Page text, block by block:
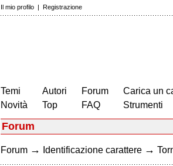
Il mio profilo | Registrazione
Temi
Novità
Autori
Top
Forum
FAQ
Carica un
Strumenti
Forum
Forum → Identificazione carattere →